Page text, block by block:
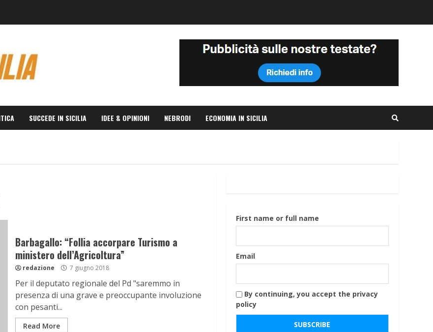
SUCCEDE IN SICILIA IDEE & OPINIONI NEBRODI ECONOMIA IN SICILIA
Barbagallo: “Follia accorpare Turismo a
ministero dell’Agricoltura”
redazione 7 giugno 2018
Per il deputato regionale del Pd "saremmo in
presenza di una grave e preoccupante involuzione
con pesanti...
Read More
First name or full name
Email
By continuing, you accept the privacy
policy